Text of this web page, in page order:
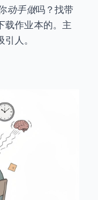
动手做吗？找带
载作业本的。主
人。